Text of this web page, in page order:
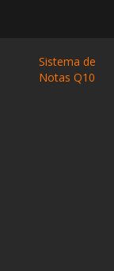
Sistema de
Notas Q10